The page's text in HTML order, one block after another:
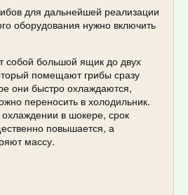
для дальнейшей реализации
оборудования нужно включить
собой большой ящик до двух
помещают грибы сразу
они быстро охлаждаются,
переносить в холодильник.
в шокере, срок
повышается, а
массу.